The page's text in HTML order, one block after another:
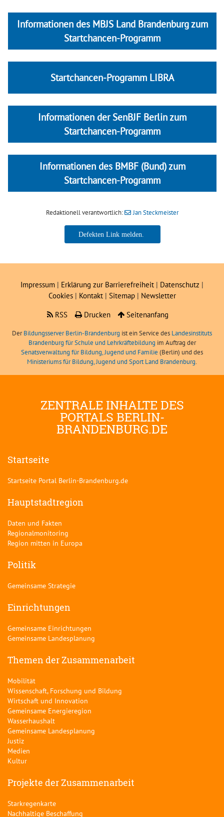
Informationen des MBJS Land Brandenburg zum
Startchancen-Programm
Startchancen-Programm LIBRA
Informationen der SenBJF Berlin zum
Startchancen-Programm
Informationen des BMBF (Bund) zum
Startchancen-Programm
Redaktionell verantwortlich: Jan Steckmeister
Jan Steckmeister
Impressum | Erklärung zur Barrierefreiheit | Datenschutz |
Cookies| Kontakt | Sitemap| Newsletter
RSS
Drucken Seitenanfang
DerBildungsserver Berlin-Brandenburg ist ein Service des Landesinstituts
Brandenburg für Schule und Lehrkräftebildung im Auftrag der
Senatsverwaltung für Bildung, Jugend und Familie (Berlin) und des
Ministeriums für Bildung, Jugend und Sport Land Brandenburg.
ZENTRALE INHALTE DES
PORTALS BERLIN-
BRANDENBURG.DE
Startseite
Startseite Portal Berlin-Brandenburg.de
Hauptstadtregion
Daten und Fakten
Regionalmonitoring
Region mitten in Europa
Politik
Gemeinsame Strategie
Einrichtungen
Gemeinsame Einrichtungen
Gemeinsame Landesplanung
Themen der Zusammenarbeit
Mobilität
Wissenschaft, Forschung und Bildung
Wirtschaft und Innovation
Gemeinsame Energieregion
Wasserhaushalt
Gemeinsame Landesplanung
Justiz
Medien
Kultur
Projekte der Zusammenarbeit
Starkregenkarte
Nachhaltige Beschaffung